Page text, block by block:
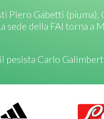
Piero Gabetti (piuma),
sede della FAI torna
pesista Carlo